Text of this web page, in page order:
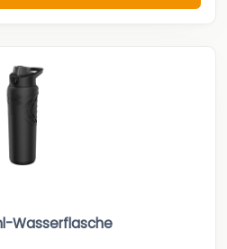
Wasserflasche